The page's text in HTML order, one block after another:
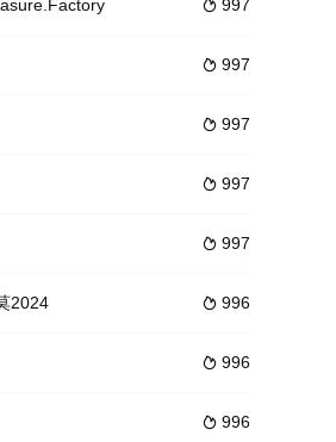
烧饼铺。一次，叶
结婚多年，两人之间的
 997
 997
 997
 997
 997
 996
2024
 996
 996